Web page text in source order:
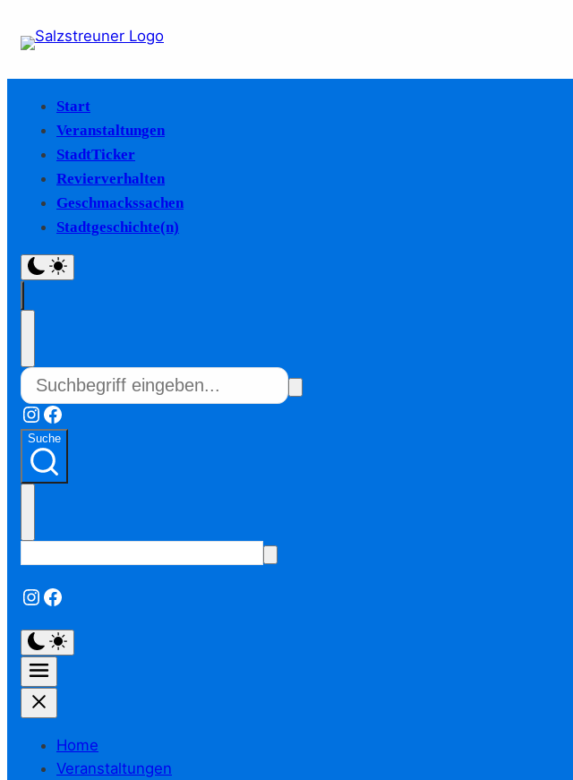
Start
Veranstaltungen
StadtTicker
Revierverhalten
Geschmackssachen
Stadtgeschichte(n)
Instagram
Facebook
Suche
Instagram
Facebook
Home
Veranstaltungen